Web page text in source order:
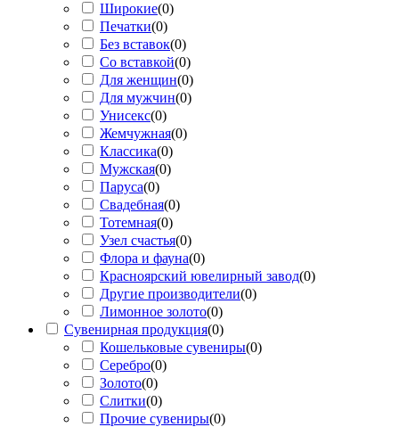
Широкие(0)
Печатки(0)
Без вставок(0)
Со вставкой(0)
Для женщин(0)
Для мужчин(0)
Унисекс(0)
Жемчужная(0)
Классика(0)
Мужская(0)
Паруса(0)
Свадебная(0)
Тотемная(0)
Узел счастья(0)
Флора и фауна(0)
Красноярский ювелирный завод(0)
Другие производители(0)
Лимонное золото(0)
Сувенирная продукция(0)
Кошельковые сувениры(0)
Серебро(0)
Золото(0)
Слитки(0)
Прочие сувениры(0)